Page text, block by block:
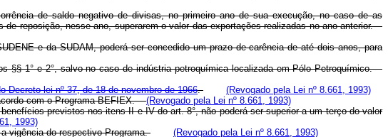
de saldo negativo de divisas, no primeiro ano de sua execução, no caso de as
reposição, nesse ano, superarem o valor das exportações realizadas no ano anterior.
e da SUDAM, poderá ser concedido um prazo de carência de até dois anos, para
§§ 1° e 2°, salvo no caso de indústria petroquímica localizada em Pólo Petroquímico.
Decreto-lei nº 37, de 18 de novembro de 1966.
(Revogado pela Lei nº 8.661, 1993)
acordo com o Programa-BEFIEX.(Revogado pela Lei nº 8.661, 1993)
previstos nos itens II e IV do art. 8°, não poderá ser superior a um terço do valor
1993)
vigência do respectivo Programa.
(Revogado pela Lei nº 8.661, 1993)